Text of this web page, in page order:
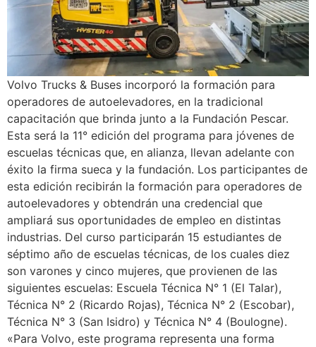
Volvo Trucks & Buses incorporó la formación para
operadores de autoelevadores, en la tradicional
capacitación que brinda junto a la Fundación Pescar.
Esta será la 11° edición del programa para jóvenes de
escuelas técnicas que, en alianza, llevan adelante con
éxito la firma sueca y la fundación. Los participantes de
esta edición recibirán la formación para operadores de
autoelevadores y obtendrán una credencial que
ampliará sus oportunidades de empleo en distintas
industrias. Del curso participarán 15 estudiantes de
séptimo año de escuelas técnicas, de los cuales diez
son varones y cinco mujeres, que provienen de las
siguientes escuelas: Escuela Técnica N° 1 (El Talar),
Técnica N° 2 (Ricardo Rojas), Técnica N° 2 (Escobar),
Técnica N° 3 (San Isidro) y Técnica N° 4 (Boulogne).
«Para Volvo, este programa representa una forma